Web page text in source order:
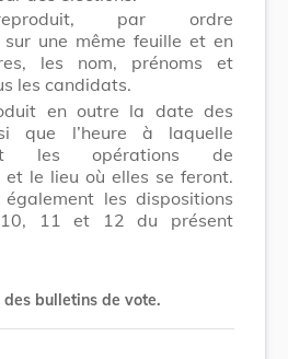
par ordre
une même feuille et en
les nom, prénoms et
les candidats.
en outre la date des
que l’heure à laquelle
les opérations de
et le lieu où elles se feront.
les dispositions
11 et 12 du présent
des bulletins de vote.